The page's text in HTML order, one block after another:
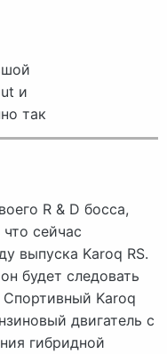
и
так
R & D босса,
сейчас
выпуска Karoq RS.
будет следовать
Karoq
двигатель с
гибридной